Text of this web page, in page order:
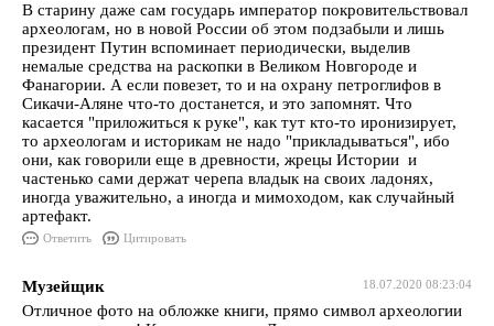
В старину даже сам государь император покровительствовал
археологам, но в новой России об этом подзабыли и лишь
президент Путин вспоминает периодически, выделив
немалые средства на раскопки в Великом Новгороде и
Фанагории. А если повезет, то и на охрану петроглифов в
Сикачи-Аляне что-то достанется, и это запомнят. Что
касается "приложиться к руке", как тут кто-то иронизирует,
то археологам и историкам не надо "прикладываться", ибо
они, как говорили еще в древности, жрецы Истории и
частенько сами держат черепа владык на своих ладонях,
иногда уважительно, а иногда и мимоходом, как случайный
артефакт.
Ответить Цитировать
18.07.2020 08:23:04
Музейщик
Отличное фото на обложке книги, прямо символ археологии